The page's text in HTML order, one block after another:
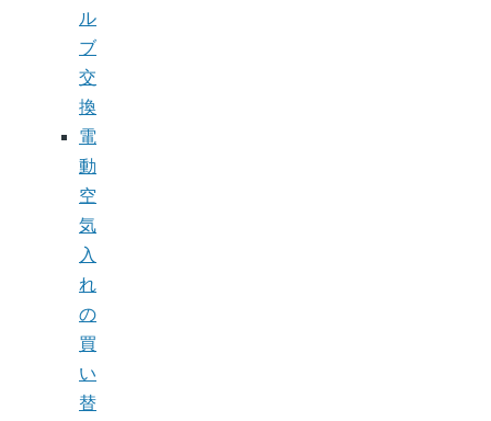
ル
ブ
交
換
電
動
空
気
入
れ
の
買
い
替